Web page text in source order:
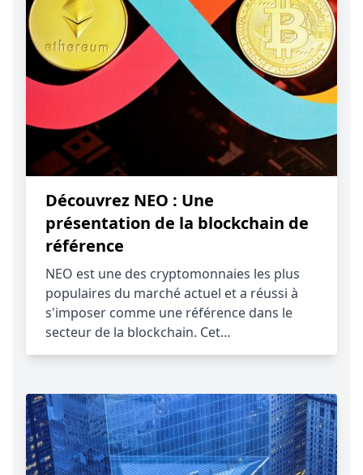
Découvrez NEO : Une
présentation de la blockchain de
référence
NEO est une des cryptomonnaies les plus
populaires du marché actuel et a réussi à
s'imposer comme une référence dans le
secteur de la blockchain. Cet…